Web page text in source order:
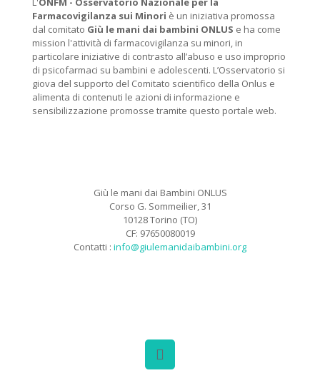
Farmacovigilanza sui Minori è un iniziativa promossa
dal comitato Giù le mani dai bambini ONLUS e ha come
mission l'attività di farmacovigilanza su minori, in
particolare iniziative di contrasto all’abuso e uso improprio
di psicofarmaci su bambini e adolescenti. L’Osservatorio si
giova del supporto del Comitato scientifico della Onlus e
alimenta di contenuti le azioni di informazione e
sensibilizzazione promosse tramite questo portale web.
Giù le mani dai Bambini ONLUS
Corso G. Sommeilier, 31
10128 Torino (TO)
CF: 97650080019
Contatti : info@giulemanidaibambini.org